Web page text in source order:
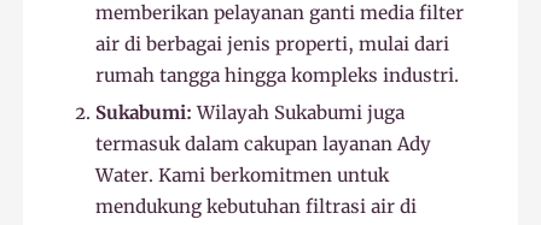
memberikan pelayanan ganti media filter
air di berbagai jenis properti, mulai dari
rumah tangga hingga kompleks industri.
Sukabumi: Wilayah Sukabumi juga
termasuk dalam cakupan layanan Ady
Water. Kami berkomitmen untuk
mendukung kebutuhan filtrasi air di